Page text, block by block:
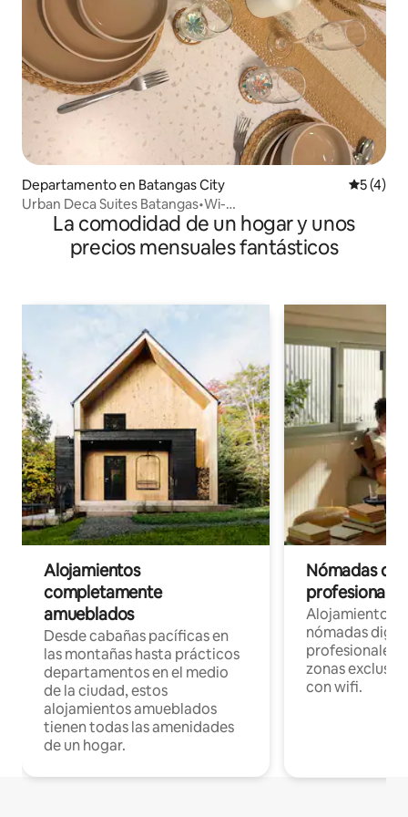
Departamento en Batangas City
5 (4)
Urban Deca Suites Batangas•Wi-
Fi•Netflix•Estacionamiento gratuito
La comodidad de un hogar y unos
precios mensuales fantásticos
Alojamientos
completamente
amueblados
Desde cabañas pacíficas en
las montañas hasta prácticos
departamentos en el medio
de la ciudad, estos
alojamientos amueblados
tienen todas las amenidades
de un hogar.
Nómadas
Alojamientos
nómadas
profesionales
zonas
con wifi.